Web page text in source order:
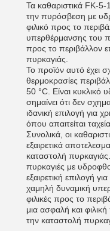
Τα καθαριστικά FK-5-
την πυρόσβεση με
φιλικό προς το
υπερθέρμανσης του
προς το περιβάλλον
πυρκαγιάς.
Το προϊόν αυτό έχει
θερμοκρασίες
50 °C. Είναι
σημαίνει ότι δεν
ιδανική επιλογή για
όπου απαιτείται
Συνολικά, οι
εξαιρετικά
καταστολή
πυρκαγιές με
εξαιρετική επιλογή
χαμηλή δυναμική
φιλικές προς το
μια ασφαλή και
την καταστολή